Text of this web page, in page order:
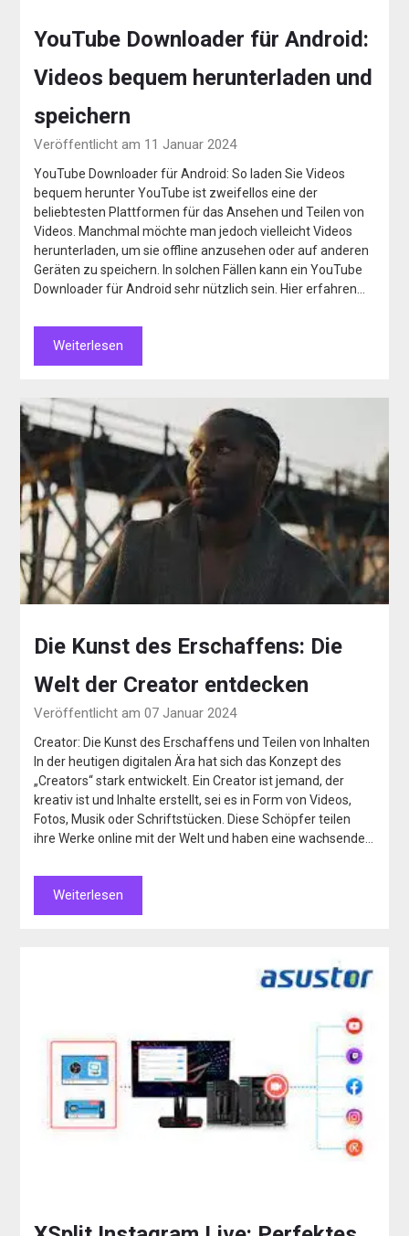
YouTube Downloader für Android:
Videos bequem herunterladen und
speichern
Veröffentlicht am 11 Januar 2024
YouTube Downloader für Android: So laden Sie Videos
bequem herunter YouTube ist zweifellos eine der
beliebtesten Plattformen für das Ansehen und Teilen von
Videos. Manchmal möchte man jedoch vielleicht Videos
herunterladen, um sie offline anzusehen oder auf anderen
Geräten zu speichern. In solchen Fällen kann ein YouTube
Downloader für Android sehr nützlich sein. Hier erfahren…
Weiterlesen
Die Kunst des Erschaffens: Die
Welt der Creator entdecken
Veröffentlicht am 07 Januar 2024
Creator: Die Kunst des Erschaffens und Teilen von Inhalten
In der heutigen digitalen Ära hat sich das Konzept des
„Creators“ stark entwickelt. Ein Creator ist jemand, der
kreativ ist und Inhalte erstellt, sei es in Form von Videos,
Fotos, Musik oder Schriftstücken. Diese Schöpfer teilen
ihre Werke online mit der Welt und haben eine wachsende…
Weiterlesen